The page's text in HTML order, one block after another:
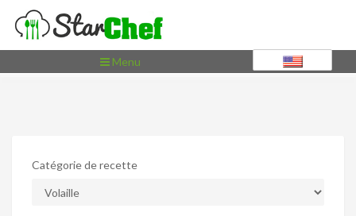
Toggle
navigation
Menu
Catégorie de recette